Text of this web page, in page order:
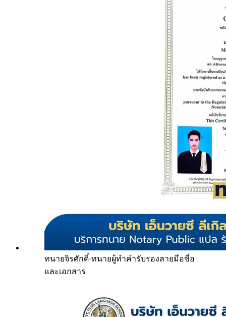
ทนายจิรศักดิ์·ทนายผู้ทำคำรับรองลายมือชื่อ
และเอกสาร